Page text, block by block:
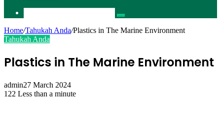
Pencarian
Home/Tahukah Anda/Plastics in The Marine Environment
Tahukah Anda
Plastics in The Marine Environment
admin27 March 2024
122 Less than a minute